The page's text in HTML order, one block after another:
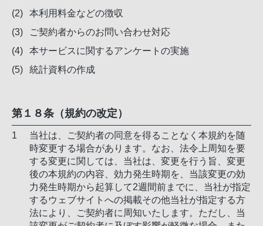
本利用料金などの徴収
ご契約者からのお問い合わせ対応
本サービスに関するアンケートの実施
統計資料の作成
第１８条（規約の改定）
当社は、ご契約者の同意を得ることなく本規約を随
時変更する場合があります。なお、法令上周知を要
する変更に関しては、当社は、変更を行う旨、変更
後の本規約の内容、効力発生時期を、当該変更の効
力発生時期から起算して2週間前までに、当社が指定
するウェブサイトへの掲載その他当社が指定する方
法により、ご契約者に周知いたします。ただし、当